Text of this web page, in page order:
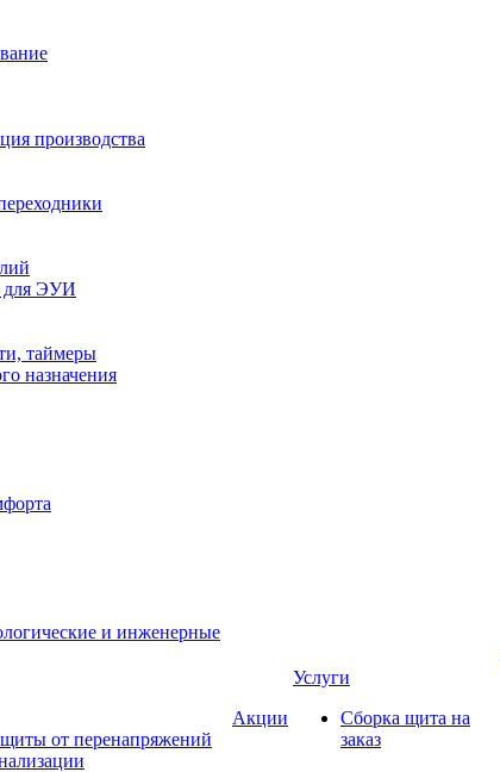
производства
для ЭУИ
таймеры
назначения
и инженерные
от перенапряжений
Акции
Услуги
Сборка щита на
заказ